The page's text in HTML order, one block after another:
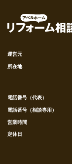
運営元
所在地
電話番号（代表）
電話番号（相談専用）
営業時間
定休日